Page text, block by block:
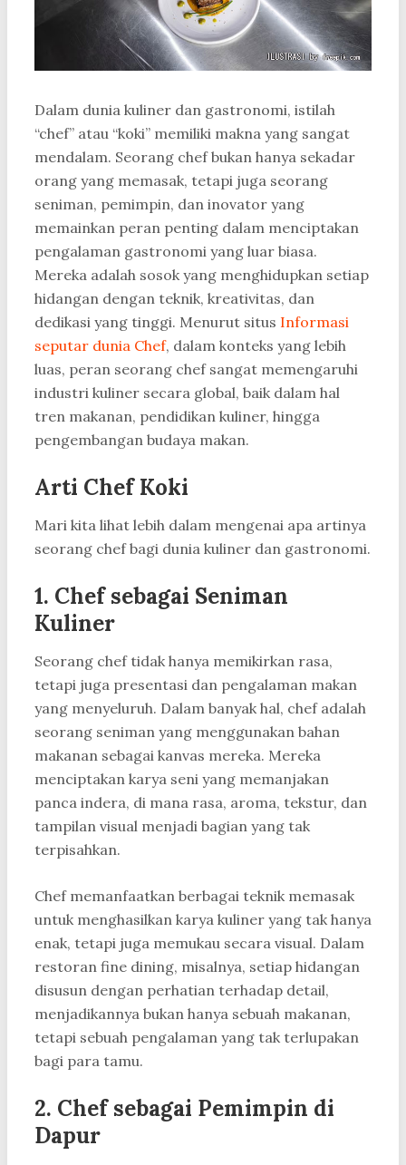
Dalam dunia kuliner dan gastronomi, istilah
“chef” atau “koki” memiliki makna yang sangat
mendalam. Seorang chef bukan hanya sekadar
orang yang memasak, tetapi juga seorang
seniman, pemimpin, dan inovator yang
memainkan peran penting dalam menciptakan
pengalaman gastronomi yang luar biasa.
Mereka adalah sosok yang menghidupkan setiap
hidangan dengan teknik, kreativitas, dan
dedikasi yang tinggi. Menurut situs Informasi
seputar dunia Chef, dalam konteks yang lebih
luas, peran seorang chef sangat memengaruhi
industri kuliner secara global, baik dalam hal
tren makanan, pendidikan kuliner, hingga
pengembangan budaya makan.
Arti Chef Koki
Mari kita lihat lebih dalam mengenai apa artinya
seorang chef bagi dunia kuliner dan gastronomi.
1. Chef sebagai Seniman
Kuliner
Seorang chef tidak hanya memikirkan rasa,
tetapi juga presentasi dan pengalaman makan
yang menyeluruh. Dalam banyak hal, chef adalah
seorang seniman yang menggunakan bahan
makanan sebagai kanvas mereka. Mereka
menciptakan karya seni yang memanjakan
panca indera, di mana rasa, aroma, tekstur, dan
tampilan visual menjadi bagian yang tak
terpisahkan.
Chef memanfaatkan berbagai teknik memasak
untuk menghasilkan karya kuliner yang tak hanya
enak, tetapi juga memukau secara visual. Dalam
restoran fine dining, misalnya, setiap hidangan
disusun dengan perhatian terhadap detail,
menjadikannya bukan hanya sebuah makanan,
tetapi sebuah pengalaman yang tak terlupakan
bagi para tamu.
2. Chef sebagai Pemimpin di
Dapur